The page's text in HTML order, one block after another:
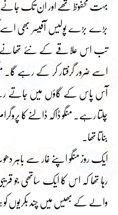
بہت محفوظ تھے اور ان تک جانے
بڑے بڑے پولیس آفیسر بھی اسے
تب اس علاقے کے نئے تھانے
اسے ضرور گرفتار کر کے رہے گا۔
آس پاس کے گاؤں میں جاتے
چلتا رہے۔ منگو ڈاکہ ڈالنے کا
بناتا تھا۔
ایک روز منگو اپنے غار سے باہر
رہا تھا کہ اس کا ایک ساتھی جو
والے کے بھیس میں چند بکریوں کو